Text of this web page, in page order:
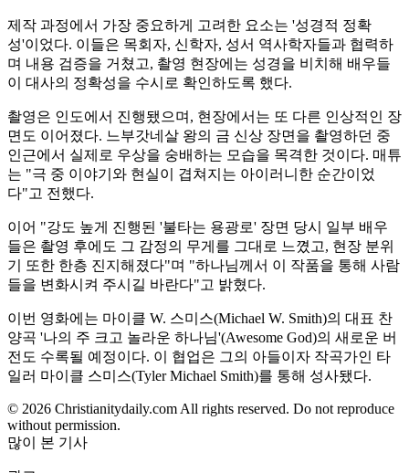
제작 과정에서 가장 중요하게 고려한 요소는 '성경적 정확
성'이었다. 이들은 목회자, 신학자, 성서 역사학자들과 협력하
며 내용 검증을 거쳤고, 촬영 현장에는 성경을 비치해 배우들
이 대사의 정확성을 수시로 확인하도록 했다.
촬영은 인도에서 진행됐으며, 현장에서는 또 다른 인상적인 장
면도 이어졌다. 느부갓네살 왕의 금 신상 장면을 촬영하던 중
인근에서 실제로 우상을 숭배하는 모습을 목격한 것이다. 매튜
는 "극 중 이야기와 현실이 겹쳐지는 아이러니한 순간이었
다"고 전했다.
이어 "강도 높게 진행된 '불타는 용광로' 장면 당시 일부 배우
들은 촬영 후에도 그 감정의 무게를 그대로 느꼈고, 현장 분위
기 또한 한층 진지해졌다"며 "하나님께서 이 작품을 통해 사람
들을 변화시켜 주시길 바란다"고 밝혔다.
이번 영화에는 마이클 W. 스미스(Michael W. Smith)의 대표 찬
양곡 '나의 주 크고 놀라운 하나님'(Awesome God)의 새로운 버
전도 수록될 예정이다. 이 협업은 그의 아들이자 작곡가인 타
일러 마이클 스미스(Tyler Michael Smith)를 통해 성사됐다.
© 2026 Christianitydaily.com All rights reserved. Do not reproduce
without permission.
많이 본 기사